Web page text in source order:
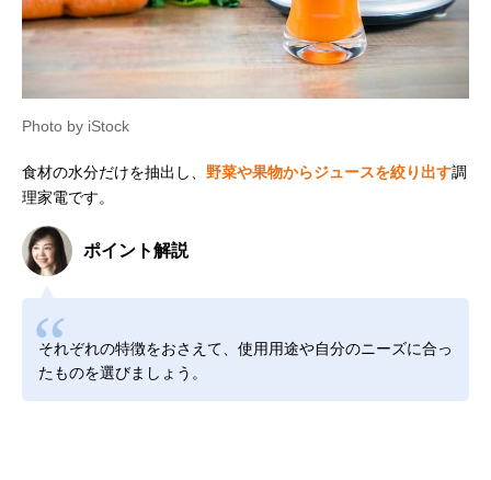
Photo by iStock
食材の水分だけを抽出し、 野菜や果物からジュースを絞り出す調
理家電です。
ポイント解説
それぞれの特徴をおさえて、使用用途や自分のニーズに合っ
たものを選びましょう。